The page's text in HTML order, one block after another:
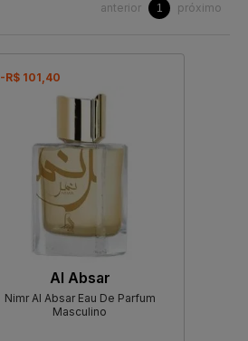
anterior 1 próximo
-R$ 101,40
Al Absar
Nimr Al Absar Eau De Parfum
Masculino